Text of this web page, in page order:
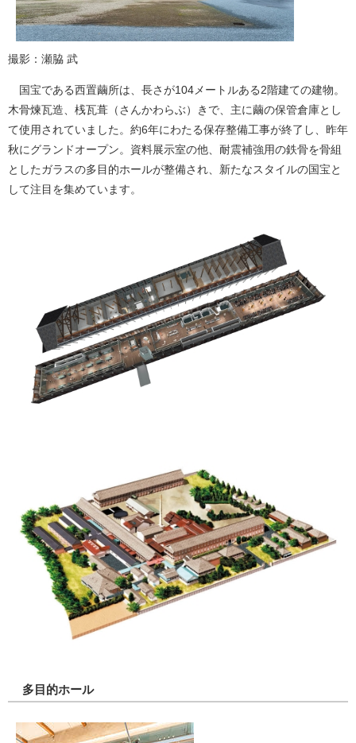
撮影：瀬脇 武
国宝である西置繭所は、長さが104メートルある2階建ての建物。
木骨煉瓦造、桟瓦葺（さんかわらぶ）きで、主に繭の保管倉庫とし
て使用されていました。約6年にわたる保存整備工事が終了し、昨年
秋にグランドオープン。資料展示室の他、耐震補強用の鉄骨を骨組
としたガラスの多目的ホールが整備され、新たなスタイルの国宝と
して注目を集めています。
多目的ホール